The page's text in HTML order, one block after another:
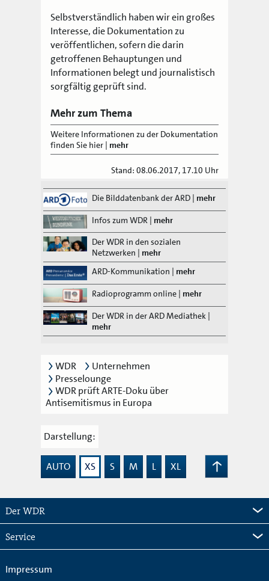
Selbstverständlich haben wir ein großes
Interesse, die Dokumentation zu
veröffentlichen, sofern die darin
getroffenen Behauptungen und
Informationen belegt und journalistisch
sorgfältig geprüft sind.
Mehr zum Thema
Weitere Informationen zu der Dokumentation
finden Sie hier | mehr
Stand: 08.06.2017, 17.10 Uhr
Die Bilddatenbank der ARD | mehr
Infos zum WDR | mehr
Der WDR in den sozialen
Netzwerken | mehr
ARD-Kommunikation | mehr
Radioprogramm online | mehr
Der WDR in der ARD Mediathek |
mehr
WDR
Unternehmen
Presselounge
WDR prüft ARTE-Doku über
Antisemitismus in Europa
Darstellung:
AUTO XS S M L
XL
Zum
Der WDR
Service
Impressum